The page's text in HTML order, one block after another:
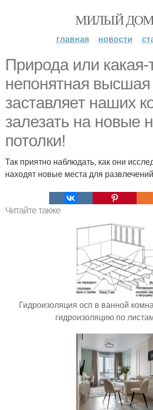
МИЛЫЙ
главная новости
Природа или какая-
непонятная
заставляет наших
залезать на новые
потолки!
Так приятно наблюдать, как они
находят новые места для
Читайте также
Гидроизоляция осп в ванной
гидроизоляцию по